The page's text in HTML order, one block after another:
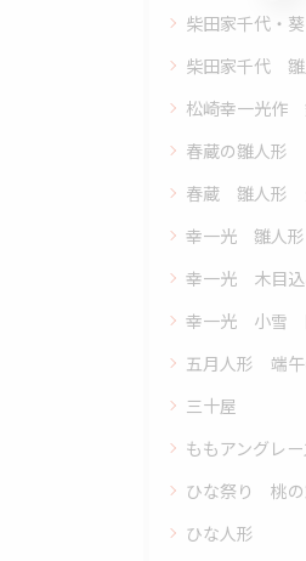
柴田家千代・葵・
柴田家千代 雛人形 光沢のある生地や着物の繊細な美しさ 柔らかく安心感を与えるお殿様やお姫様の表情
松崎幸一光作 鎧着若大将
春蔵の雛人形
春蔵 雛人形 光沢のある生地
幸一光 雛人形 木目
幸一光 木目込み
幸一光 小雪
五月人形 端午
三十屋
ももアングレー
ひな祭り 桃の
ひな人形